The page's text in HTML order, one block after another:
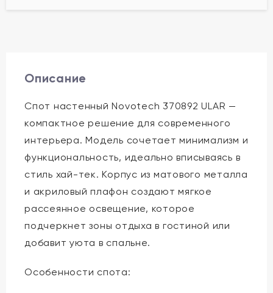
Описание
Спот настенный Novotech 370892 ULAR —
компактное решение для современного
интерьера. Модель сочетает минимализм и
функциональность, идеально вписываясь в
стиль хай-тек. Корпус из матового металла
и акриловый плафон создают мягкое
рассеянное освещение, которое
подчеркнет зоны отдыха в гостиной или
добавит уюта в спальне.
Особенности спота: